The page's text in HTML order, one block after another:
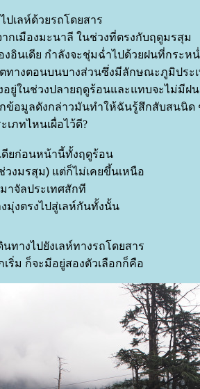
ปเลห์ด้วยรถโดยสาร
ากเมืองมะนาลี ในช่วงที่ตรงกับฤดูมรสุม
อินเดีย กำลังจะชุ่มฉ่ำไปด้วยฝนที่กระห
างตอนบนบางส่วนซึ่งมีลักษณะภูมิประ
อยู่ในช่วงปลายฤดูร้อนและแทบจะไม่มีฝ
ข้อมูลดังกล่าวมันทำให้ฉันรู้สึกสับสนนิด
เภทไหนเผื่อไว้ดี?
ดียก่อนหน้านี้ทั้งฤดูร้อน
งมรสุม) แต่ก็ไม่เคยขึ้นเหนือ
าจัลประเทศสักที
มุ่งตรงไปสู่เลห์กันทั้งนั้น
ทางไปยังเลห์ทางรถโดยสาร
ริ่ม ก็จะมีอยู่สองตัวเลือกก็คือ